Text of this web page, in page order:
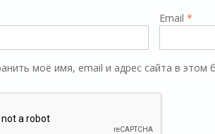
Email *
моё имя, email и адрес сайта в